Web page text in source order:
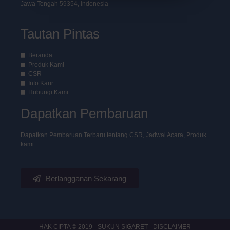
Jawa Tengah 59354, Indonesia
Tautan Pintas
Beranda
Produk Kami
CSR
Info Karir
Hubungi Kami
Dapatkan Pembaruan
Dapatkan Pembaruan Terbaru tentang CSR, Jadwal Acara, Produk
kami
Berlangganan Sekarang
HAK CIPTA © 2019 - SUKUN SIGARET - DISCLAIMER